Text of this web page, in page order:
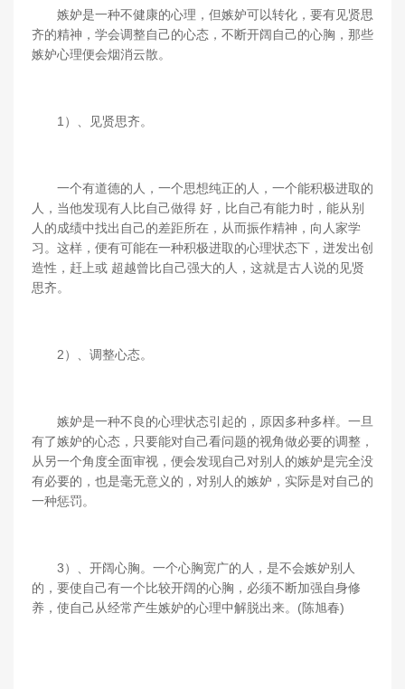
嫉妒是一种不健康的心理，但嫉妒可以转化，要有见贤思
齐的精神，学会调整自己的心态，不断开阔自己的心胸，那些
嫉妒心理便会烟消云散。
1）、见贤思齐。
一个有道德的人，一个思想纯正的人，一个能积极进取的
人，当他发现有人比自己做得 好，比自己有能力时，能从别
人的成绩中找出自己的差距所在，从而振作精神，向人家学
习。这样，便有可能在一种积极进取的心理状态下，迸发出创
造性，赶上或 超越曾比自己强大的人，这就是古人说的见贤
思齐。
2）、调整心态。
嫉妒是一种不良的心理状态引起的，原因多种多样。一旦
有了嫉妒的心态，只要能对自己看问题的视角做必要的调整，
从另一个角度全面审视，便会发现自己对别人的嫉妒是完全没
有必要的，也是毫无意义的，对别人的嫉妒，实际是对自己的
一种惩罚。
3）、开阔心胸。一个心胸宽广的人，是不会嫉妒别人
的，要使自己有一个比较开阔的心胸，必须不断加强自身修
养，使自己从经常产生嫉妒的心理中解脱出来。(陈旭春)